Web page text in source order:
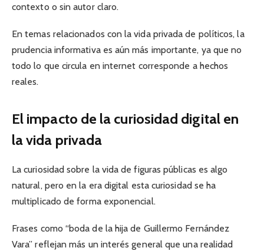
contexto o sin autor claro.
En temas relacionados con la vida privada de políticos, la
prudencia informativa es aún más importante, ya que no
todo lo que circula en internet corresponde a hechos
reales.
El impacto de la curiosidad digital en
la vida privada
La curiosidad sobre la vida de figuras públicas es algo
natural, pero en la era digital esta curiosidad se ha
multiplicado de forma exponencial.
Frases como “boda de la hija de Guillermo Fernández
Vara” reflejan más un interés general que una realidad